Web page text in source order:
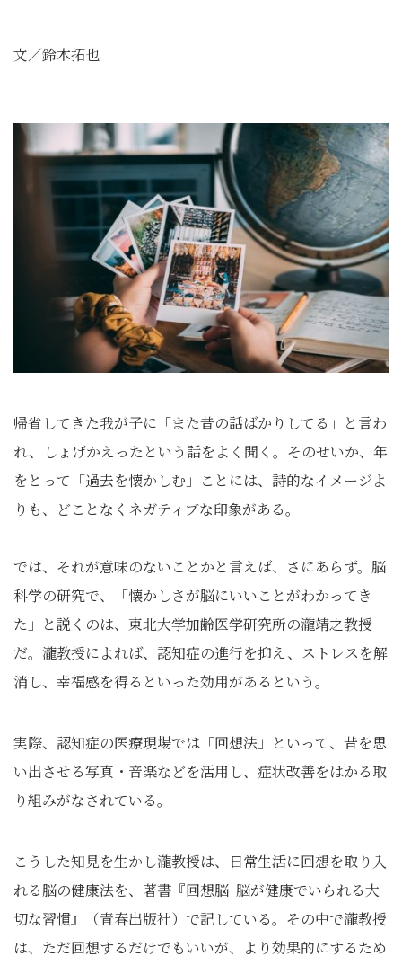
文／鈴木拓也
帰省してきた我が子に「また昔の話ばかりしてる」と言わ
れ、しょげかえったという話をよく聞く。そのせいか、年
をとって「過去を懐かしむ」ことには、詩的なイメージよ
りも、どことなくネガティブな印象がある。
では、それが意味のないことかと言えば、さにあらず。脳
科学の研究で、「懐かしさが脳にいいことがわかってき
た」と説くのは、東北大学加齢医学研究所の瀧靖之教授
だ。瀧教授によれば、認知症の進行を抑え、ストレスを解
消し、幸福感を得るといった効用があるという。
実際、認知症の医療現場では「回想法」といって、昔を思
い出させる写真・音楽などを活用し、症状改善をはかる取
り組みがなされている。
こうした知見を生かし瀧教授は、日常生活に回想を取り入
れる脳の健康法を、著書『回想脳 脳が健康でいられる大
切な習慣』（青春出版社）で記している。その中で瀧教授
は、ただ回想するだけでもいいが、より効果的にするため